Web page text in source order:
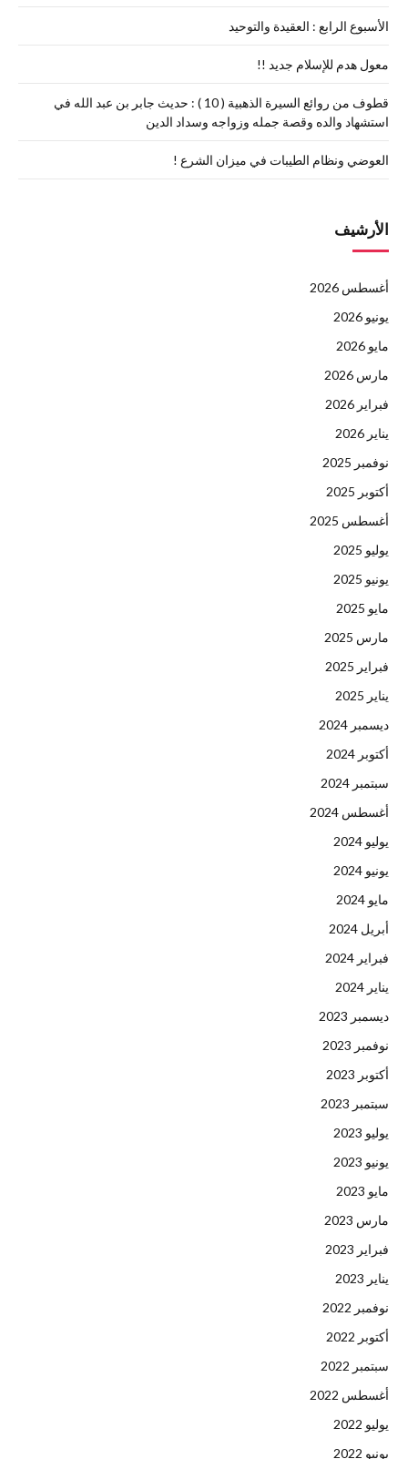
الأسبوع الرابع : العقيدة والتوحيد
معول هدم للإسلام جديد !!
قطوف من روائع السيرة الذهبية ( 10 ) : حديث جابر بن عبد الله في
استشهاد والده وقصة جمله وزواجه وسداد الدين
العوضي ونظام الطيبات في ميزان الشرع !
الأرشيف
أغسطس 2026
يونيو 2026
مايو 2026
مارس 2026
فبراير 2026
يناير 2026
نوفمبر 2025
أكتوبر 2025
أغسطس 2025
يوليو 2025
يونيو 2025
مايو 2025
مارس 2025
فبراير 2025
يناير 2025
ديسمبر 2024
أكتوبر 2024
سبتمبر 2024
أغسطس 2024
يوليو 2024
يونيو 2024
مايو 2024
أبريل 2024
فبراير 2024
يناير 2024
ديسمبر 2023
نوفمبر 2023
أكتوبر 2023
سبتمبر 2023
يوليو 2023
يونيو 2023
مايو 2023
مارس 2023
فبراير 2023
يناير 2023
نوفمبر 2022
أكتوبر 2022
سبتمبر 2022
أغسطس 2022
يوليو 2022
يونيو 2022